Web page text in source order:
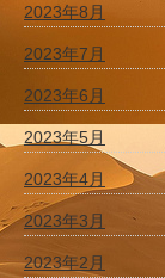
2023年8月
2023年7月
2023年6月
2023年5月
2023年4月
2023年3月
2023年2月